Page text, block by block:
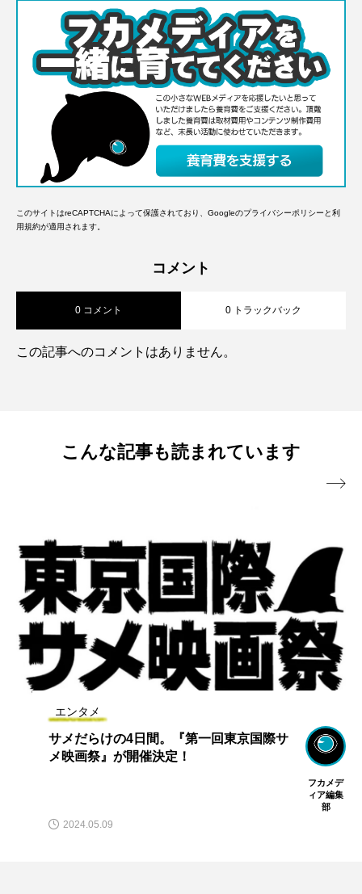
展」開催
どう違う？
このサイトはreCAPTCHAによって保護されており、Googleのプライバシーポリシーと利
用規約が適用されます。
コメント
0 コメント 0 トラックバック
この記事へのコメントはありません。
こんな記事も読まれています
エンタメ
水中の生物とふれあえる！体験型水族館
「タッチうおっち水族館」が横須賀ソレ
宇山 亮
